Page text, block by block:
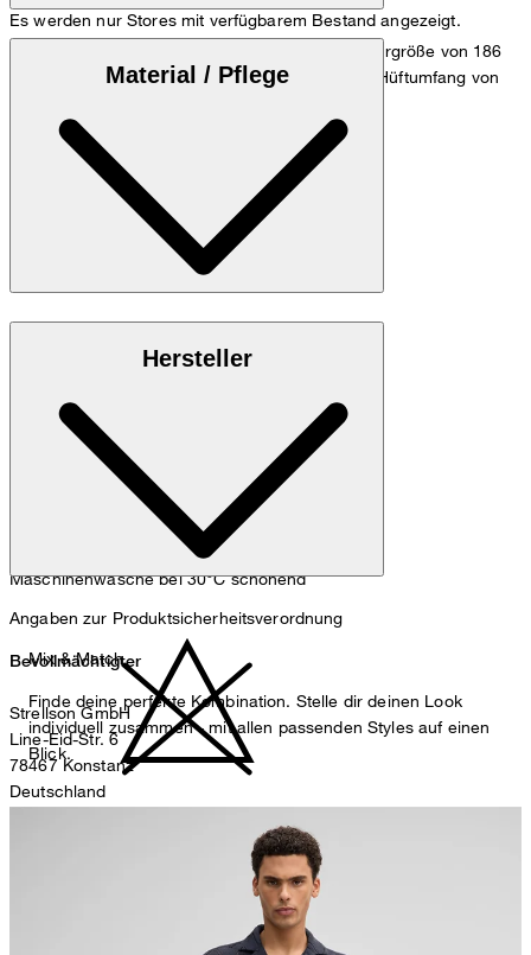
Es werden nur Stores mit verfügbarem Bestand angezeigt.
Das Model trägt die Größe 32/32 bei einer Körpergröße von 186
cm, einem Taillenumfang von 84 cm und einem Hüftumfang von
Größentabelle
Material / Pflege
Maschinenwäsche bei 30°C schonend
Hersteller
Angaben zur Produktsicherheitsverordnung
Bevollmächtigter
Strellson GmbH
Line-Eid-Str. 6
78467 Konstanz
Deutschland
Mix & Match
Finde deine perfekte Kombination. Stelle dir deinen Look
individuell zusammen - mit allen passenden Styles auf einen
Blick.